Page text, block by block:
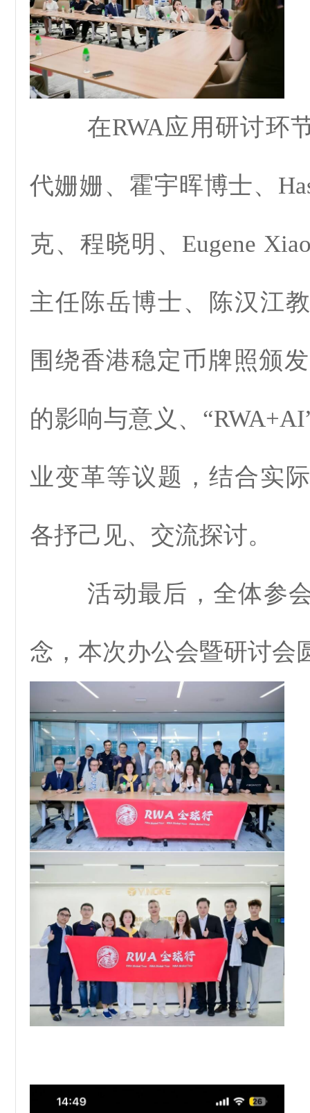
在RWA应用研讨环节
代姗姗、霍宇晖博士、
克、程晓明、Eugene
主任陈岳博士、陈汉江
围绕香港稳定币牌照颁
的影响与意义、
业变革等议题，结合实
各抒己见、交流探讨。
活动最后，全体参会
念，本次办公会暨研讨会